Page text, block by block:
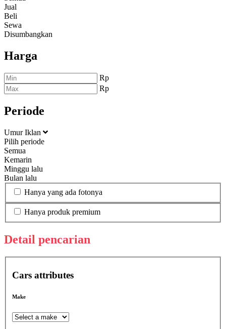
Jual
Beli
Sewa
Disumbangkan
Harga
Rp
Rp
Periode
Umur Iklan
Pilih periode
Semua
Kemarin
Minggu lalu
Bulan lalu
Hanya yang ada fotonya
Hanya produk premium
Detail pencarian
Cars attributes
Make